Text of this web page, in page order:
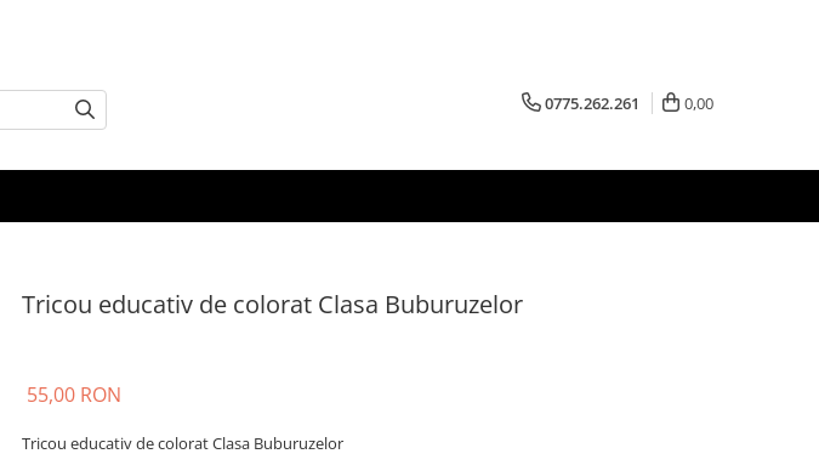
0775.262.261 0,00
Tricou educativ de colorat Clasa Buburuzelor
55,00 RON
Tricou educativ de colorat Clasa Buburuzelor